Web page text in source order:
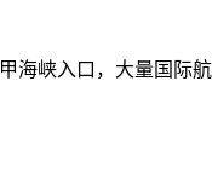
海峡入口，大量国际